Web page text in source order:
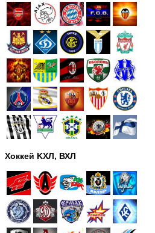
Хоккей KХЛ, ВХЛ